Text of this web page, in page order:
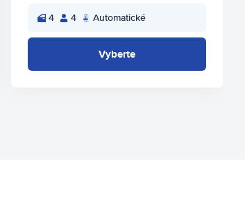
4 4 Automatické
Vyberte